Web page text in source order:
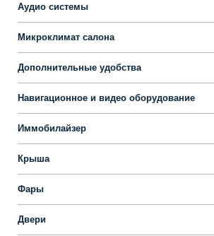
Аудио системы
Микроклимат салона
Дополнительные удобства
Навигационное и видео оборудование
Иммобилайзер
Крыша
Фары
Двери